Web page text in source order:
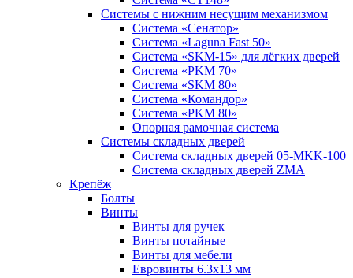
Системы с нижним несущим механизмом
Система «Сенатор»
Система «Laguna Fast 50»
Система «SKM-15» для лёгких дверей
Система «PKM 70»
Система «SKM 80»
Система «Командор»
Система «PKM 80»
Опорная рамочная система
Системы складных дверей
Система складных дверей 05-MKK-100
Система складных дверей ZMA
Крепёж
Болты
Винты
Винты для ручек
Винты потайные
Винты для мебели
Евровинты 6.3х13 мм